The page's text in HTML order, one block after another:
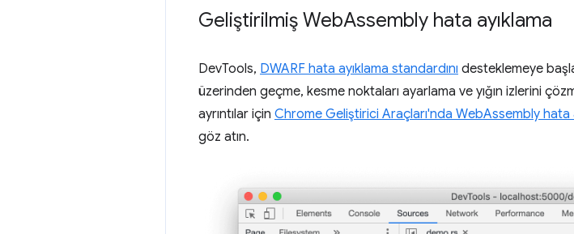
Geliştirilmiş WebAssembly hata ayıklama
DevTools, DWARF hata ayıklama standardını desteklemeye
üzerinden geçme, kesme noktaları ayarlama ve yığın izlerini
ayrıntılar için Chrome Geliştirici Araçları'nda WebAssembly hata
göz atın.